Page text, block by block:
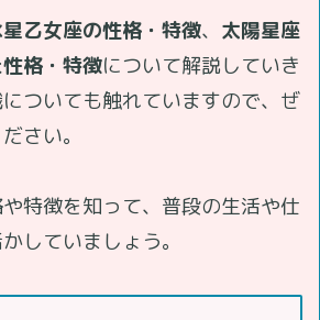
乙女座の性格・特徴、 太陽星座
格・特徴について解説していき
ついても触れていますので、ぜ
さい。
特徴を知って、普段の生活や仕
していましょう。